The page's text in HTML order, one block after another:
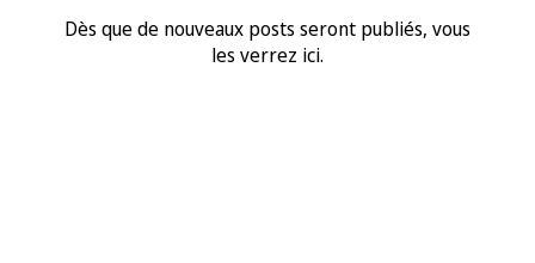
Dès que de nouveaux posts seront publiés, vous
les verrez ici.